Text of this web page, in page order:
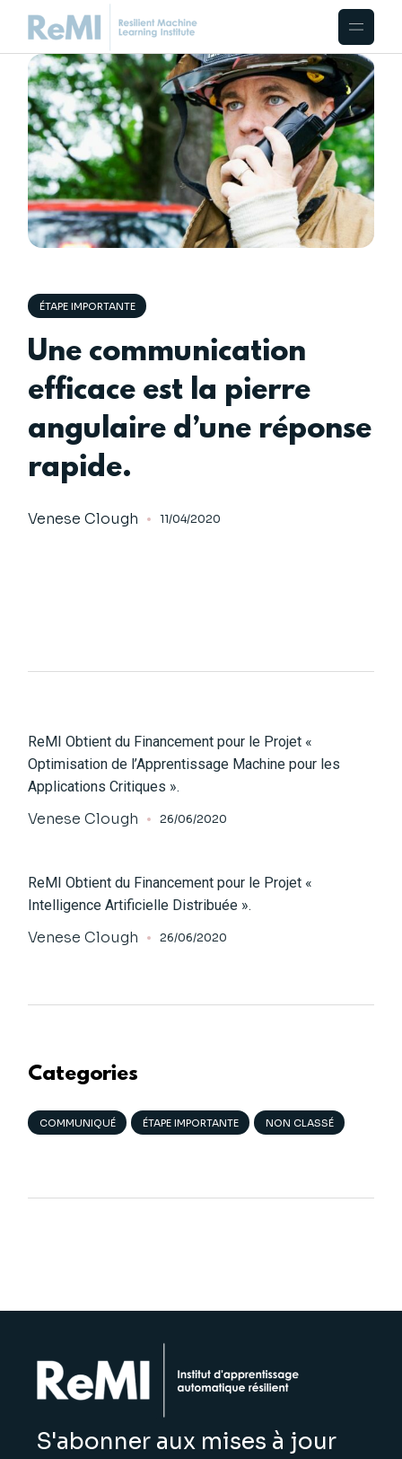
ÉTAPE IMPORTANTE
Une communication
efficace est la pierre
angulaire d’une réponse
rapide.
Venese Clough 11/04/2020
ReMI Obtient du Financement pour le Projet «
Optimisation de l’Apprentissage Machine pour les
Applications Critiques ».
Venese Clough 26/06/2020
ReMI Obtient du Financement pour le Projet «
Intelligence Artificielle Distribuée ».
Venese Clough 26/06/2020
Categories
COMMUNIQUÉ ÉTAPE IMPORTANTE NON CLASSÉ
S'abonner aux mises à jour